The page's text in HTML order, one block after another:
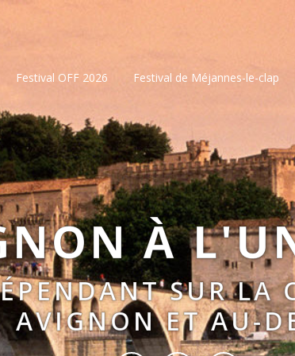
Festival OFF 2026 Festival de Méjannes-le-clap
À
SUR LA
AVIGNON ET AU-